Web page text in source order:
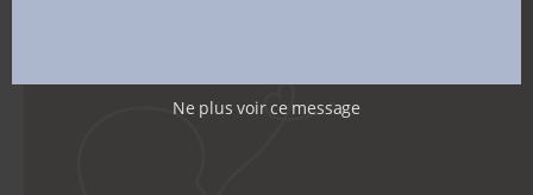
Ne plus voir ce message